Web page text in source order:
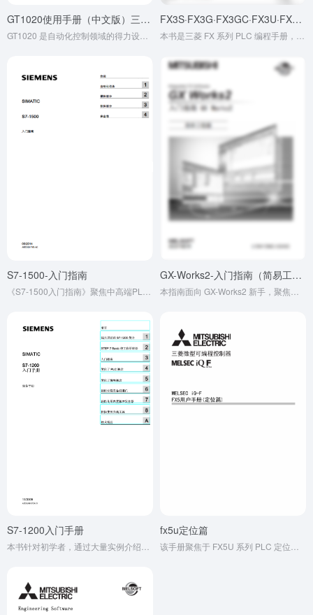
GT1020使用手册（中文版）三菱触摸屏 GOT10 使用说明书中文高清版 FX3S·FX3G·FX3GC·FX3U·FX3UC系列微型可编程控制器-编程手册-基本·应用指令说明书
S7-1500-入门指南 GX-Works2-入门指南（简易工程篇）
S7-1200入门手册 fx5u定位篇